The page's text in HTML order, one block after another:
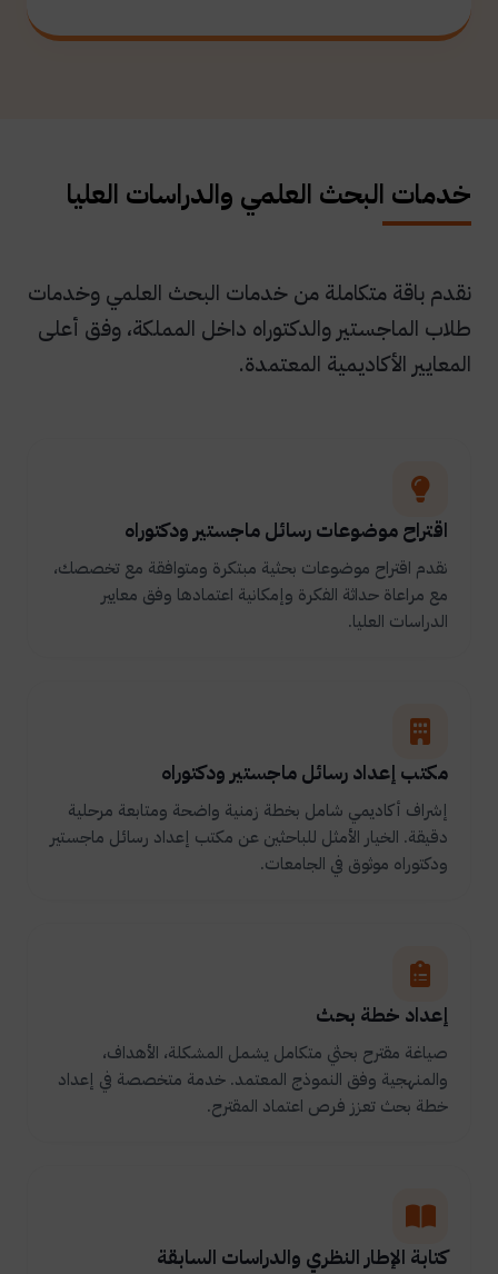
خدمات البحث العلمي والدراسات العليا
نقدم باقة متكاملة من خدمات البحث العلمي وخدمات
طلاب الماجستير والدكتوراه داخل المملكة، وفق أعلى
المعايير الأكاديمية المعتمدة.
اقتراح موضوعات رسائل ماجستير ودكتوراه
نقدم اقتراح موضوعات بحثية مبتكرة ومتوافقة مع تخصصك،
مع مراعاة حداثة الفكرة وإمكانية اعتمادها وفق معايير
الدراسات العليا.
مكتب إعداد رسائل ماجستير ودكتوراه
إشراف أكاديمي شامل بخطة زمنية واضحة ومتابعة مرحلية
دقيقة. الخيار الأمثل للباحثين عن مكتب إعداد رسائل ماجستير
ودكتوراه موثوق في الجامعات.
إعداد خطة بحث
صياغة مقترح بحثي متكامل يشمل المشكلة، الأهداف،
والمنهجية وفق النموذج المعتمد. خدمة متخصصة في إعداد
خطة بحث تعزز فرص اعتماد المقترح.
كتابة الإطار النظري والدراسات السابقة